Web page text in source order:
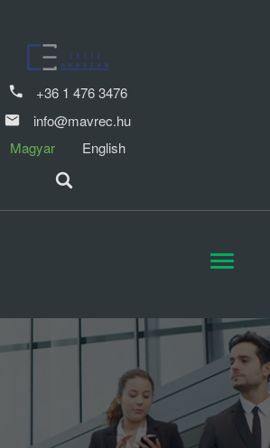
+36 1 476 3476
info@mavrec.hu
Magyar
English